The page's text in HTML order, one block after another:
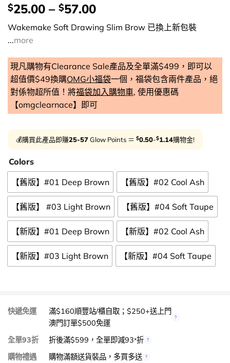
價
錢：
$25.00 – $57.00
Wakemake Soft Drawing Slim Brow 已換上新包裝
...more
現凡購物有Clearance Sale產品及全單滿$499，即可以
超值價$49換購OMG小福袋一個，福袋包含兩件產品，絕
對係物超所值！將福袋加入購物車, 使用優惠碼
【omgclearnace】即可
💰購買此產品即賺25-57Glow Points ＝ $0.50-$1.14購物金!
Colors
【舊版】#01 Deep Brown 【舊版】#02 Cool Ash
【舊版】 #03 Light Brown 【舊版】#04 Soft Taupe
【新版】#01 Deep Brown 【新版】#02 Cool Ash
【新版】#03 Light Brown 【新版】#04 Soft Taupe
快遞免運
滿$160順豐站/櫃自取；$250+送上門
澳門訂單$500免運
全單93折
折後滿$599，全單即減93*折
購物禮遇
購物滿額送貨裝品，多買多送